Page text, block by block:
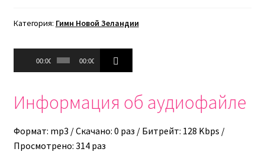
Категория: Гимн Новой Зеландии
Аудиоплеер
00:00 00:00
Информация об аудиофайле
Формат: mp3 / Скачано: 0 раз / Битрейт: 128 Kbps /
Просмотрено: 314 раз